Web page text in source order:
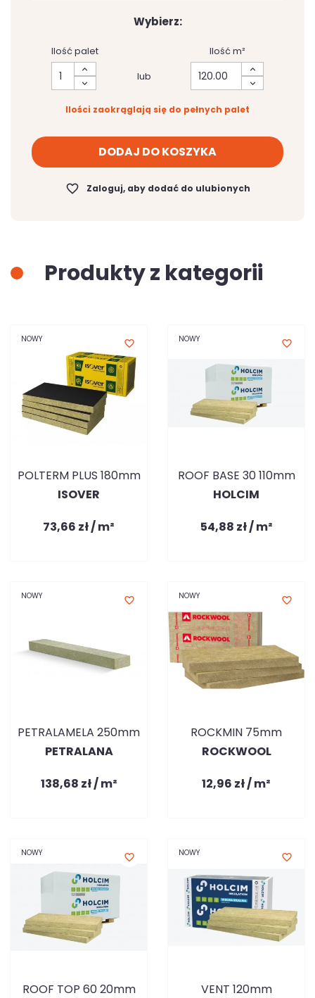
Wybierz:
Ilość palet
lub
Ilość m²
Ilości zaokrąglają się do pełnych palet
DODAJ DO KOSZYKA
favorite_border Zaloguj, aby dodać do ulubionych
Produkty z kategorii
NOWY favorite_border
POLTERM PLUS 180mm
ISOVER
73,66 zł / m²
NOWY favorite_border
ROOF BASE 30 110mm
HOLCIM
54,88 zł / m²
NOWY favorite_border
PETRALAMELA 250mm
PETRALANA
138,68 zł / m²
NOWY favorite_border
ROCKMIN 75mm
ROCKWOOL
12,96 zł / m²
NOWY favorite_border
ROOF TOP 60 20mm
NOWY favorite_border
VENT 120mm